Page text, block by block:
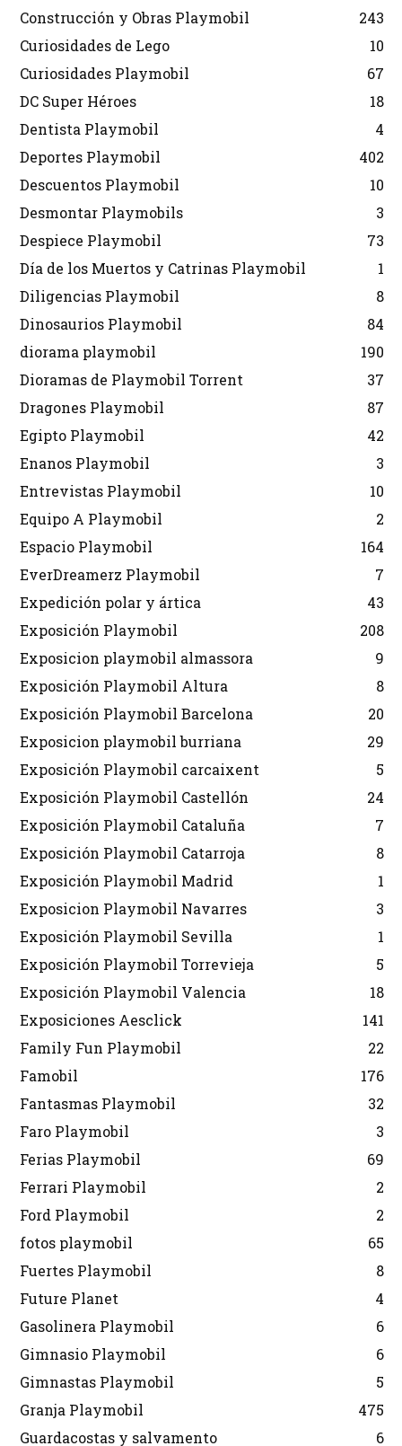
Construcción y Obras Playmobil
243
Curiosidades de Lego
10
Curiosidades Playmobil
67
DC Super Héroes
18
Dentista Playmobil
4
Deportes Playmobil
402
Descuentos Playmobil
10
Desmontar Playmobils
3
Despiece Playmobil
73
Día de los Muertos y Catrinas Playmobil
1
Diligencias Playmobil
8
Dinosaurios Playmobil
84
diorama playmobil
190
Dioramas de Playmobil Torrent
37
Dragones Playmobil
87
Egipto Playmobil
42
Enanos Playmobil
3
Entrevistas Playmobil
10
Equipo A Playmobil
2
Espacio Playmobil
164
EverDreamerz Playmobil
7
Expedición polar y ártica
43
Exposición Playmobil
208
Exposicion playmobil almassora
9
Exposición Playmobil Altura
8
Exposición Playmobil Barcelona
20
Exposicion playmobil burriana
29
Exposición Playmobil carcaixent
5
Exposición Playmobil Castellón
24
Exposición Playmobil Cataluña
7
Exposición Playmobil Catarroja
8
Exposición Playmobil Madrid
1
Exposicion Playmobil Navarres
3
Exposición Playmobil Sevilla
1
Exposición Playmobil Torrevieja
5
Exposición Playmobil Valencia
18
Exposiciones Aesclick
141
Family Fun Playmobil
22
Famobil
176
Fantasmas Playmobil
32
Faro Playmobil
3
Ferias Playmobil
69
Ferrari Playmobil
2
Ford Playmobil
2
fotos playmobil
65
Fuertes Playmobil
8
Future Planet
4
Gasolinera Playmobil
6
Gimnasio Playmobil
6
Gimnastas Playmobil
5
Granja Playmobil
475
Guardacostas y salvamento
6